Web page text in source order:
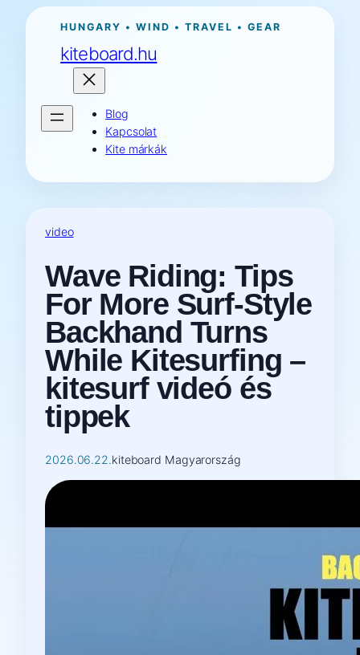
Ugrás
tartalomhoz
HUNGARY • WIND • TRAVEL • GEAR
kiteboard.hu
Blog
Kapcsolat
Kite márkák
video
Wave Riding: Tips
For More Surf-Style
Backhand Turns
While Kitesurfing –
kitesurf videó és
tippek
2026.06.22.kiteboard Magyarország